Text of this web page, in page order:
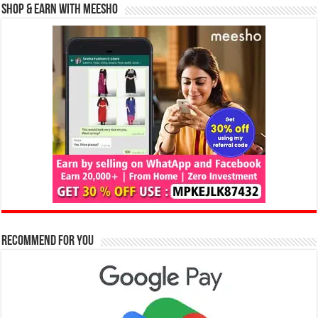
Shop & Earn with Meesho
Recommend for You